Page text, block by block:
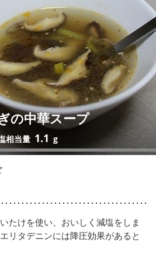
の中華スープ
相当量 1.1 g
たけを使い、おいしく減塩をしま
リタデニンには降圧効果があると